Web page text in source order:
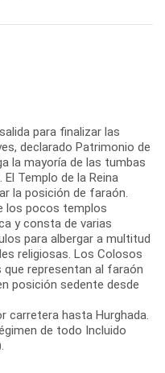
para finalizar las
declarado Patrimonio de
la mayoría de las tumbas
Templo de la Reina
la posición de faraón.
los pocos templos
y consta de varias
para albergar a multitud
religiosas. Los Colosos
representan al faraón
posición sedente desde
carretera hasta Hurghada.
de todo Incluido